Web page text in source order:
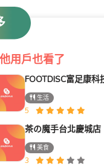
用戶也看了
生活
5
茶の魔手台北慶城店
美食
3